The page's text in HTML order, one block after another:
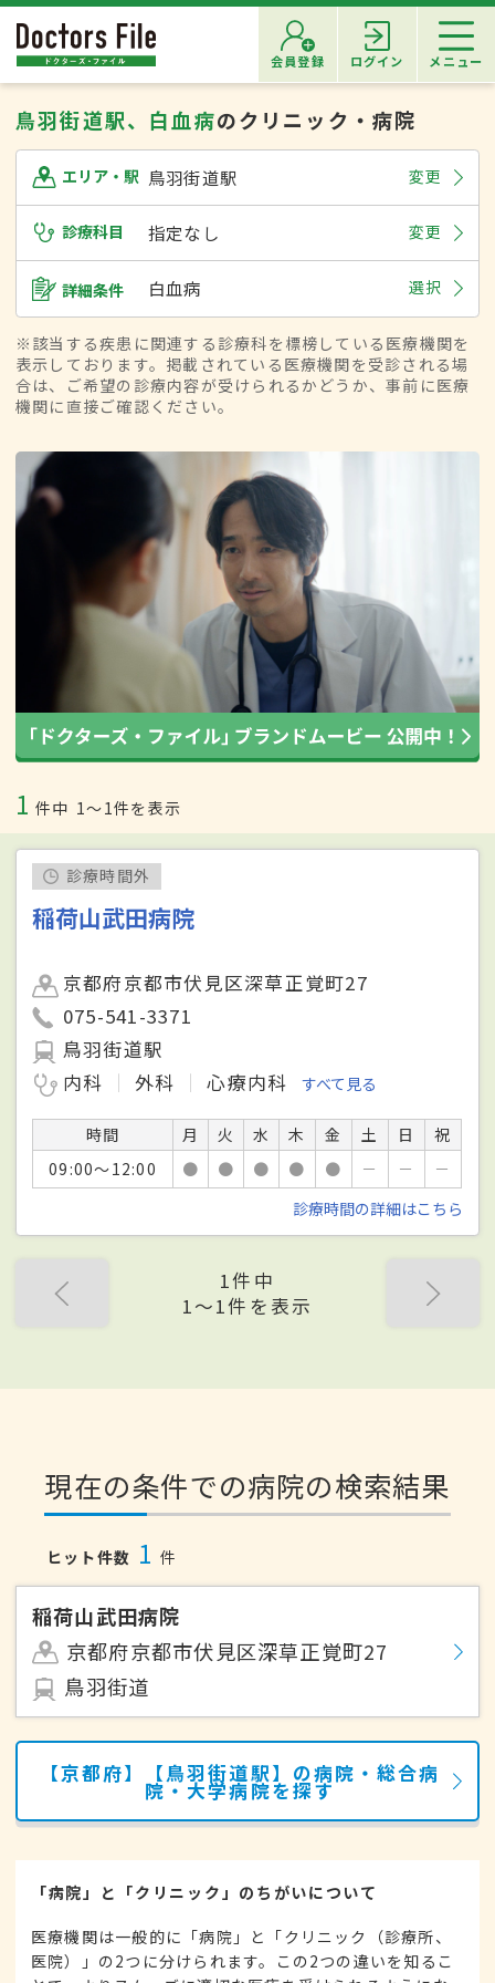
会員登録 ログイン メニュー
鳥羽街道駅、白血病のクリニック・病院
エリア・駅 鳥羽街道駅 変更
診療科目 指定なし 変更
詳細条件 白血病 選択
※該当する疾患に関連する診療科を標榜している医療機関を
表示しております。掲載されている医療機関を受診される場
合は、ご希望の診療内容が受けられるかどうか、事前に医療
機関に直接ご確認ください。
1 件中 1〜1件を表示
診療時間外
稲荷山武田病院
京都府京都市伏見区深草正覚町27
075-541-3371
鳥羽街道駅
内科
外科 心療内科 すべて見る
時間 月 火 水 木 金 土 日
祝
09:00～12:00
● ● ● ● ● － －
－
診療時間の詳細はこちら
1件中
1〜1件を表示
現在の条件での病院の検索結果
ヒット件数 1 件
稲荷山武田病院
京都府京都市伏見区深草正覚町27
鳥羽街道
【京都府】【鳥羽街道駅】の病院・総合病
院・大学病院を探す
「病院」と「クリニック」のちがいについて
医療機関は一般的に「病院」と「クリニック（診療所、
医院）」の2つに分けられます。この2つの違いを知るこ